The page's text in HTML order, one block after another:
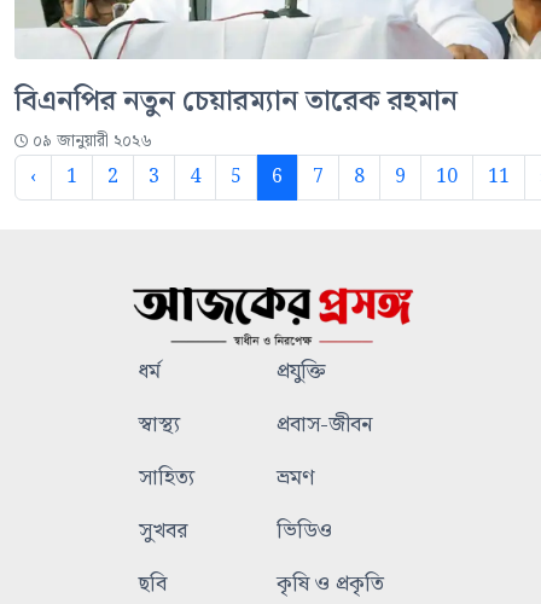
বিএনপির নতুন চেয়ারম্যান তারেক রহমান
০৯ জানুয়ারী ২০২৬
‹ 1 2 3 4 5 6 7 8 9 10 11
ধর্ম
প্রযুক্তি
স্বাস্থ্য
প্রবাস-জীবন
সাহিত্য
ভ্রমণ
সুখবর
ভিডিও
ছবি
কৃষি ও প্রকৃতি